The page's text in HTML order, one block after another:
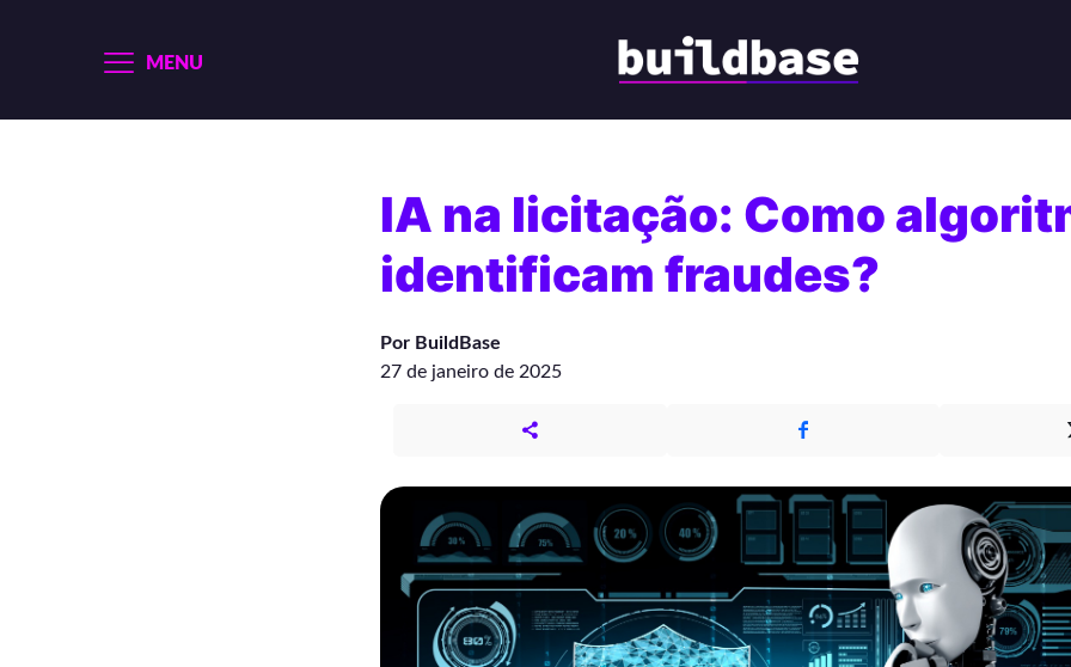
MENU
IA na licitação: Como
identificam fraudes?
Por BuildBase
27 de janeiro de 2025